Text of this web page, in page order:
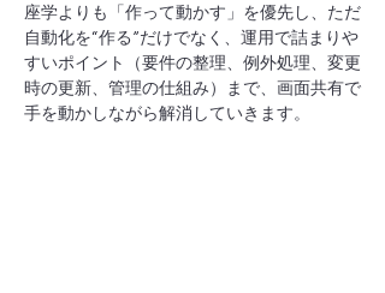
座学よりも「作って動かす」を優先し、ただ
自動化を“作る”だけでなく、運用で詰まりや
すいポイント（要件の整理、例外処理、変更
時の更新、管理の仕組み）まで、画面共有で
手を動かしながら解消していきます。